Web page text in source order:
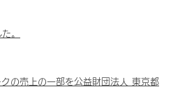
。
の売上の一部を公益財団法人 東京都